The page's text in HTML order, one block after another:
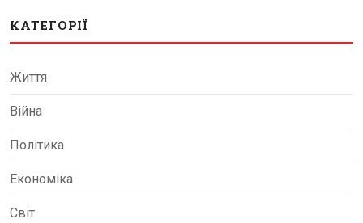
КАТЕГОРІЇ
Життя
Війна
Політика
Економіка
Світ